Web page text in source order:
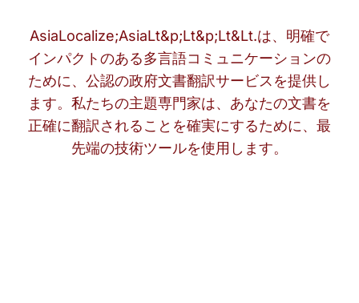
AsiaLocalize;AsiaLt&p;Lt&p;Lt&Lt.は、明確で
インパクトのある多言語コミュニケーションの
ために、公認の政府文書翻訳サービスを提供し
ます。私たちの主題専門家は、あなたの文書を
正確に翻訳されることを確実にするために、最
先端の技術ツールを使用します。